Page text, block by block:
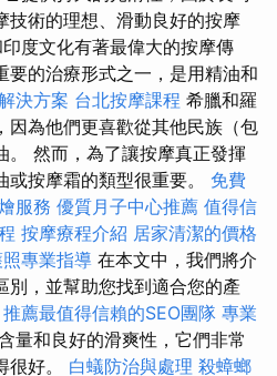
技術的理想、滑動良好的按摩
度文化有著最偉大的按摩傳
要的治療形式之一，是用精油和
決方案 台北按摩課程 希臘和羅
因為他們更喜歡從其他民族（包
。 然而，為了讓按摩真正發揮
按摩霜的類型很重要。 免費
服務 優質月子中心推薦 值得信
按摩療程介紹 居家清潔的價格
專業指導 在本文中，我們將介
別，並幫助您找到適合您的產
推薦最值得信賴的SEO團隊 專業
量和良好的滑爽性，它們非常
很好。 白蟻防治與處理 殺蟑螂